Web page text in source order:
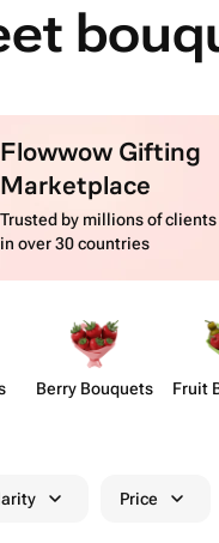
Flowwow Gifting
Marketplace
Trusted by millions of clients
in over 30 countries
Berry Bouquets Fruit
Price